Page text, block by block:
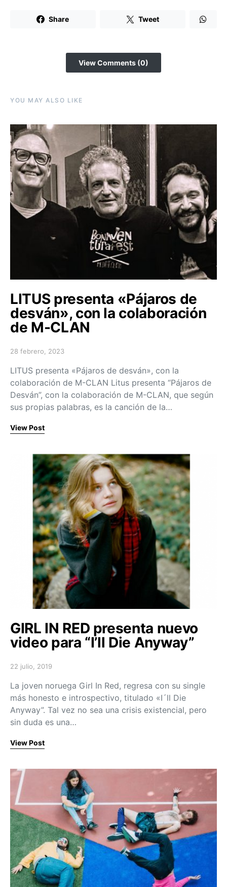
Share Tweet
View Comments (0)
YOU MAY ALSO LIKE
LITUS presenta «Pájaros de
desván», con la colaboración
de M-CLAN
Posted on
28 febrero, 2023
LITUS presenta «Pájaros de desván», con la
colaboración de M-CLAN Litus presenta “Pájaros de
Desván”, con la colaboración de M-CLAN, que según
sus propias palabras, es la canción de la…
View Post
GIRL IN RED presenta nuevo
video para “I’ll Die Anyway”
Posted on
22 julio, 2019
La joven noruega Girl In Red, regresa con su single
más honesto e introspectivo, titulado «I´ll Die
Anyway”. Tal vez no sea una crisis existencial, pero
sin duda es una…
View Post